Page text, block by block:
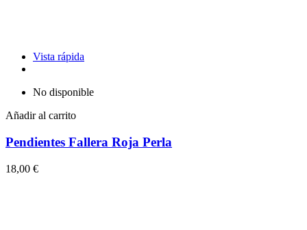
Vista rápida
No disponible
Añadir al carrito
Pendientes Fallera Roja Perla
18,00 €